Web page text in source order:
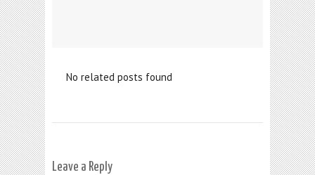
No related posts found
Leave a Reply